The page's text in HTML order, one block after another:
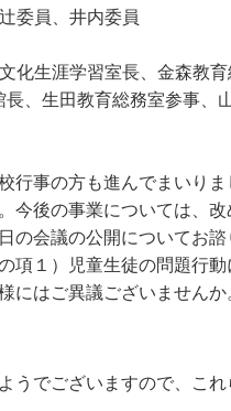
委員、井内委員
生涯学習室長、金森教育
、生田教育総務室参事、
行事の方も進んでまいり
今後の事業については、
の会議の公開についてお
項１）児童生徒の問題行
にはご異議ございませんか
うでございますので、こ